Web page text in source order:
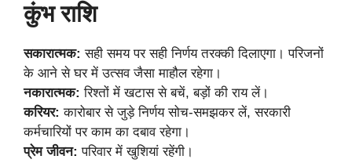
कुंभ राशि
सकारात्मक: सही समय पर सही निर्णय तरक्की दिलाएगा। परिजनों
के आने से घर में उत्सव जैसा माहौल रहेगा।
नकारात्मक: रिश्तों में खटास से बचें, बड़ों की राय लें।
करियर: कारोबार से जुड़े निर्णय सोच-समझकर लें, सरकारी
कर्मचारियों पर काम का दबाव रहेगा।
प्रेम जीवन: परिवार में खुशियां रहेंगी।